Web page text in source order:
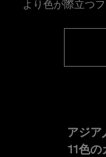
より色が際立つ
アジア
11色の